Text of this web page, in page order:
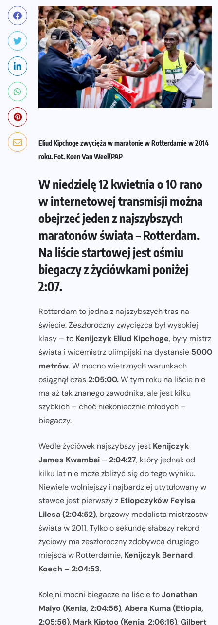
Eliud Kipchoge zwycięża w maratonie w Rotterdamie w 2014
roku. Fot. Koen Van Weel/PAP
W niedzielę 12 kwietnia o 10 rano
w internetowej transmisji można
obejrzeć jeden z najszybszych
maratonów świata – Rotterdam.
Na liście startowej jest ośmiu
biegaczy z życiówkami poniżej
2:07.
Rotterdam to jedna z najszybszych tras na
świecie. Zeszłoroczny zwycięzca był wysokiej
klasy – to Kenijczyk Eliud Kipchoge, były mistrz
świata i wicemistrz olimpijski na dystansie 5000
metrów. W mocno wietrznych warunkach
osiągnął czas2:05:00.W tym roku na liście nie
ma aż tak znanego zawodnika, ale jest kilku
szybkich – choć niekoniecznie młodych –
biegaczy.
Wedle życiówek najszybszy jest Kenijczyk
James Kwambai – 2:04:27, który jednak od
kilku lat nie może zbliżyć się do tego wyniku.
Niewiele wolniejszy i najbardziej utytułowany w
stawce jest pierwszy z Etiopczyków Feyisa
Lilesa (2:04:52), brązowy medalista mistrzostw
świata w 2011. Tylko o sekundę słabszy rekord
życiowy ma zeszłoroczny zdobywca drugiego
miejsca w Rotterdamie, Kenijczyk Bernard
Koech – 2:04:53.
Kolejni mocni biegacze na liście toJonathan
Maiyo (Kenia, 2:04:56),Abera Kuma (Etiopia,
2:05:56), Mark Kiptoo (Kenia, 2:06:16),Gilbert